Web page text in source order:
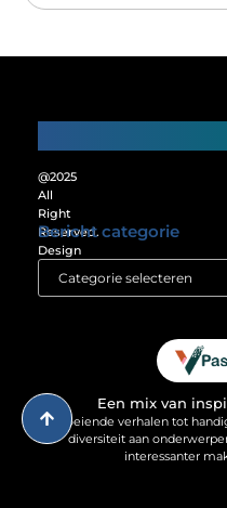
@2025
All
Right
Reserved.
Design
www.passion4web.nl.
Bericht categorie
Een mix van
Van boeiende verhalen tot
diversiteit aan
interessanter